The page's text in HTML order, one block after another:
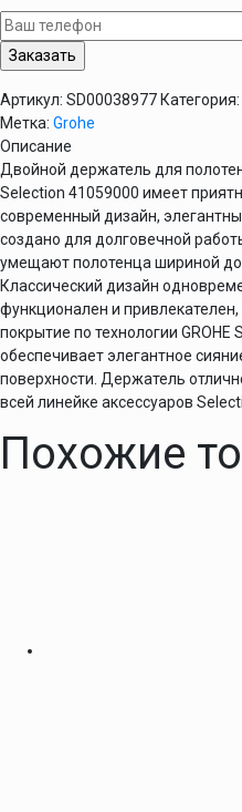
Selection
41059000
Артикул: SD00038977 Категория:
Метка: Grohe
Описание
Двойной держатель для
Selection 41059000 имеет
современный дизайн,
создано для долговечной
умещают полотенца шириной до
Классический дизайн
функционален и
покрытие по технологии GROHE
обеспечивает элегантное
поверхности. Держатель
всей линейке аксессуаров
Похожие